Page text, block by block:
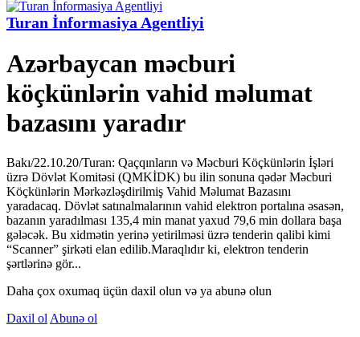
Turan İnformasiya Agentliyi
Azərbaycan məcburi
köçkünlərin vahid məlumat
bazasını yaradır
Bakı/22.10.20/Turan: Qaçqınların və Məcburi Köçkünlərin İşləri
üzrə Dövlət Komitəsi (QMKİDK) bu ilin sonuna qədər Məcburi
Köçkünlərin Mərkəzləşdirilmiş Vahid Məlumat Bazasını
yaradacaq. Dövlət satınalmalarının vahid elektron portalına əsasən,
bazanın yaradılması 135,4 min manat yaxud 79,6 min dollara başa
gələcək. Bu xidmətin yerinə yetirilməsi üzrə tenderin qalibi kimi
“Scanner” şirkəti elan edilib.Maraqlıdır ki, elektron tenderin
şərtlərinə gör...
Daha çox oxumaq üçün daxil olun və ya abunə olun
Daxil ol Abunə ol